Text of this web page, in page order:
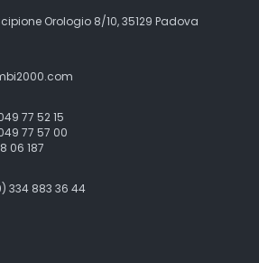
Orologio 8/10, 35129 Padova
77 52 15
77 57 00
06 187
334 883 36 44